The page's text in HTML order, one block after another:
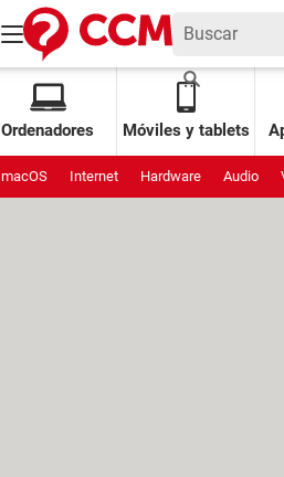
Ordenadores Móviles y tablets
macOS Internet Hardware Audio